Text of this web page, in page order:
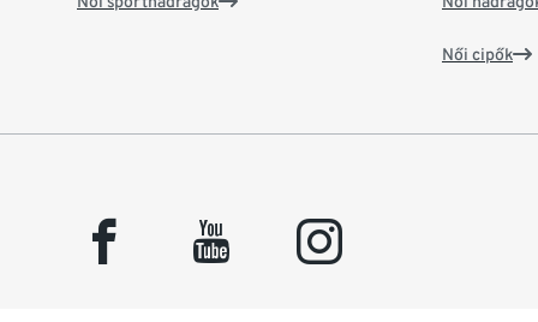
Női cipők
facebook youtube instagram